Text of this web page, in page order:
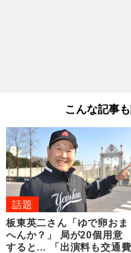
こんな記事
話題
板東英二さん「ゆで卵おま
へんか？」 局が20個用意
すると… 「出演料も交通費